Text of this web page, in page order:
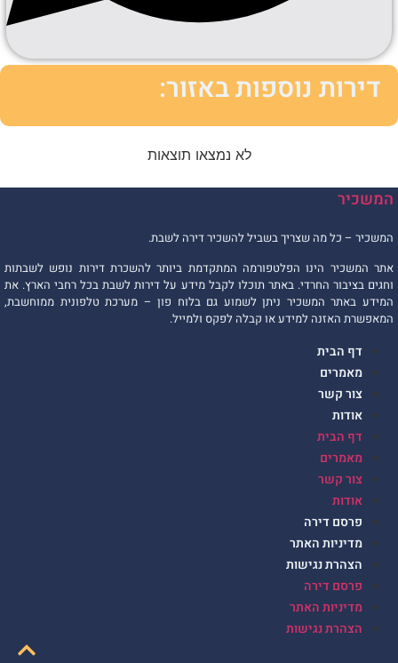
דירות נוספות באזור:
לא נמצאו תוצאות
המשכיר
המשכיר – כל מה שצריך בשביל להשכיר דירה לשבת.
אתר המשכיר הינו הפלטפורמה המתקדמת ביותר להשכרת דירות נופש לשבתות
וחגים בציבור החרדי. באתר תוכלו לקבל מידע על דירות לשבת בכל רחבי הארץ. את
המידע באתר המשכיר ניתן לשמוע גם בלוח פון – מערכת טלפונית ממוחשבת,
המאפשרת האזנה למידע או קבלה לפקס ולמייל.
דף הבית
מאמרים
צור קשר
אודות
דף הבית
מאמרים
צור קשר
אודות
פרסם דירה
מדיניות האתר
הצהרת נגישות
פרסם דירה
מדיניות האתר
הצהרת נגישות